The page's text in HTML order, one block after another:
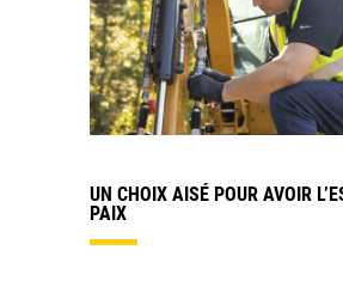
UN CHOIX AISÉ POUR AVOIR
PAIX